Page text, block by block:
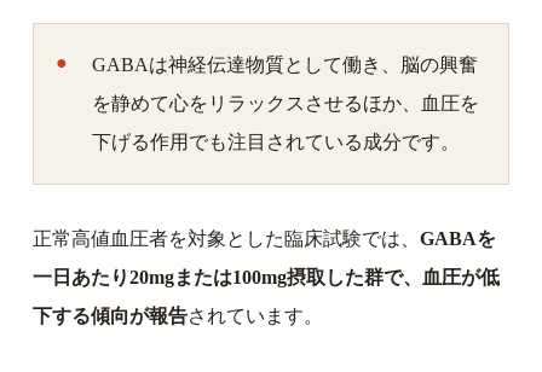
GABAは神経伝達物質として働き、脳の興奮
を静めて心をリラックスさせるほか、血圧を
下げる作用でも注目されている成分です。
正常高値血圧者を対象とした臨床試験では、GABAを
一日あたり20mgまたは100mg摂取した群で、血圧が低
下する傾向が報告されています。